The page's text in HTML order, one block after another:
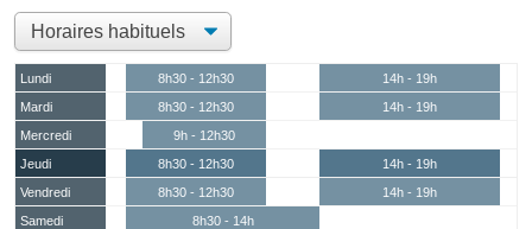
Lundi 8h30 - 12h30
14h - 19h
Mardi
8h30 - 12h30
14h - 19h
Mercredi
9h - 12h30
Jeudi
8h30 - 12h30
14h - 19h
Vendredi
8h30 - 12h30
14h - 19h
Samedi
8h30 - 14h